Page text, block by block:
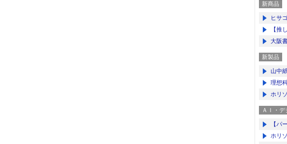
新商品
ヒサ
【推
大阪
新製品
山中
理想
ホリ
ＡＩ・デ
【パ
ホリ